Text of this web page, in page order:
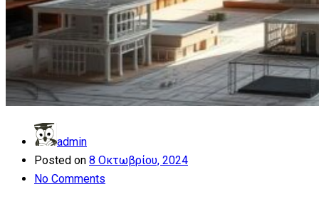
admin
Posted on 8 Οκτωβρίου, 2024
No Comments